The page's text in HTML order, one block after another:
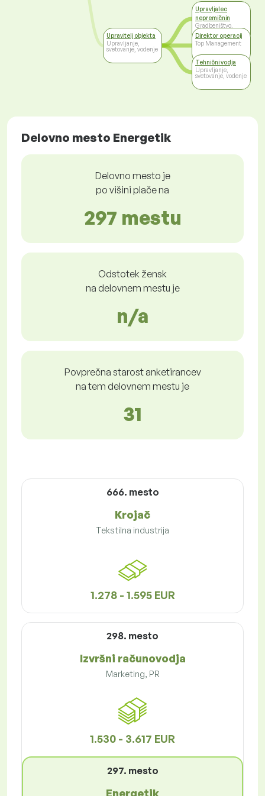
Upravitelj objekta
Upravljanje,
svetovanje, vodenje
Upravljalec
nepremičnin
Gradbeništvo,
arhitektura,
geodezija
Direktor operacij
Top Management
Tehnični vodja
Upravljanje,
svetovanje, vodenje
Delovno mesto Energetik
Delovno mesto je
po višini plače na
297 mestu
Odstotek žensk
na delovnem mestu je
n/a
Povprečna starost anketirancev
na tem delovnem mestu je
31
666. mesto
Krojač
Tekstilna industrija
1.278 - 1.595 EUR
298. mesto
Izvršni računovodja
Marketing, PR
1.530 - 3.617 EUR
297. mesto
Energetik